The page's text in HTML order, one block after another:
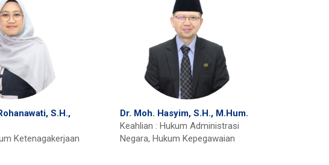
S.H.,
Ketenagakerjaan
Dr. Moh. Hasyim, S.H., M.Hum.
Keahlian : Hukum Administrasi
Negara, Hukum Kepegawaian